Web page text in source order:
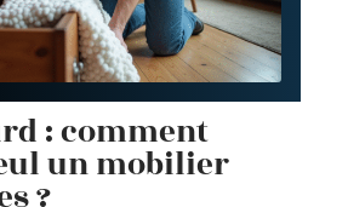
: comment
un mobilier
?